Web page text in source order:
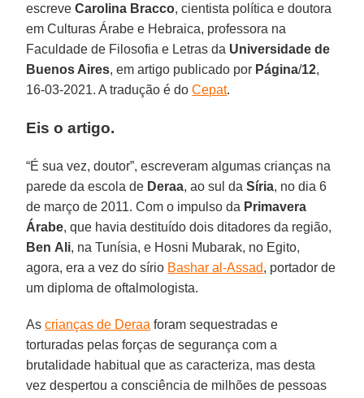
escreveCarolina Bracco, cientista política e doutora
em Culturas Árabe e Hebraica, professora na
Faculdade de Filosofia e Letras da Universidade de
Buenos Aires, em artigo publicado por Página/12,
16-03-2021. A tradução é doCepat.
Eis o artigo.
“É sua vez, doutor”, escreveram algumas crianças na
parede da escola de Deraa, ao sul daSíria, no dia 6
de março de 2011. Com o impulso da Primavera
Árabe, que havia destituído dois ditadores da região,
Ben Ali, na Tunísia, e Hosni Mubarak, no Egito,
agora, era a vez do sírio Bashar al-Assad, portador de
um diploma de oftalmologista.
Ascrianças de Deraa foram sequestradas e
torturadas pelas forças de segurança com a
brutalidade habitual que as caracteriza, mas desta
vez despertou a consciência de milhões de pessoas